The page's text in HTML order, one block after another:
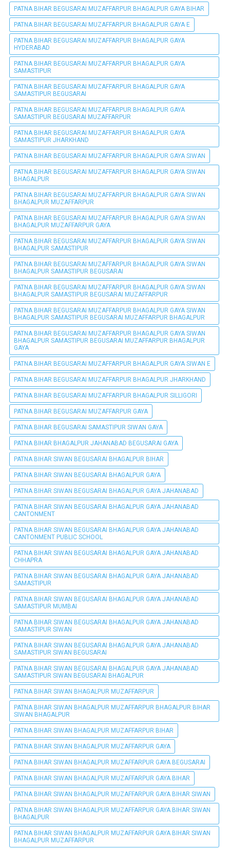
PATNA BIHAR BEGUSARAI MUZAFFARPUR BHAGALPUR GAYA BIHAR
PATNA BIHAR BEGUSARAI MUZAFFARPUR BHAGALPUR GAYA E
PATNA BIHAR BEGUSARAI MUZAFFARPUR BHAGALPUR GAYA
HYDERABAD
PATNA BIHAR BEGUSARAI MUZAFFARPUR BHAGALPUR GAYA
SAMASTIPUR
PATNA BIHAR BEGUSARAI MUZAFFARPUR BHAGALPUR GAYA
SAMASTIPUR BEGUSARAI
PATNA BIHAR BEGUSARAI MUZAFFARPUR BHAGALPUR GAYA
SAMASTIPUR BEGUSARAI MUZAFFARPUR
PATNA BIHAR BEGUSARAI MUZAFFARPUR BHAGALPUR GAYA
SAMASTIPUR JHARKHAND
PATNA BIHAR BEGUSARAI MUZAFFARPUR BHAGALPUR GAYA SIWAN
PATNA BIHAR BEGUSARAI MUZAFFARPUR BHAGALPUR GAYA SIWAN
BHAGALPUR
PATNA BIHAR BEGUSARAI MUZAFFARPUR BHAGALPUR GAYA SIWAN
BHAGALPUR MUZAFFARPUR
PATNA BIHAR BEGUSARAI MUZAFFARPUR BHAGALPUR GAYA SIWAN
BHAGALPUR MUZAFFARPUR GAYA
PATNA BIHAR BEGUSARAI MUZAFFARPUR BHAGALPUR GAYA SIWAN
BHAGALPUR SAMASTIPUR
PATNA BIHAR BEGUSARAI MUZAFFARPUR BHAGALPUR GAYA SIWAN
BHAGALPUR SAMASTIPUR BEGUSARAI
PATNA BIHAR BEGUSARAI MUZAFFARPUR BHAGALPUR GAYA SIWAN
BHAGALPUR SAMASTIPUR BEGUSARAI MUZAFFARPUR
PATNA BIHAR BEGUSARAI MUZAFFARPUR BHAGALPUR GAYA SIWAN
BHAGALPUR SAMASTIPUR BEGUSARAI MUZAFFARPUR BHAGALPUR
PATNA BIHAR BEGUSARAI MUZAFFARPUR BHAGALPUR GAYA SIWAN
BHAGALPUR SAMASTIPUR BEGUSARAI MUZAFFARPUR BHAGALPUR
GAYA
PATNA BIHAR BEGUSARAI MUZAFFARPUR BHAGALPUR GAYA SIWAN E
PATNA BIHAR BEGUSARAI MUZAFFARPUR BHAGALPUR JHARKHAND
PATNA BIHAR BEGUSARAI MUZAFFARPUR BHAGALPUR SILLIGORI
PATNA BIHAR BEGUSARAI MUZAFFARPUR GAYA
PATNA BIHAR BEGUSARAI SAMASTIPUR SIWAN GAYA
PATNA BIHAR BHAGALPUR JAHANABAD BEGUSARAI GAYA
PATNA BIHAR SIWAN BEGUSARAI BHAGALPUR BIHAR
PATNA BIHAR SIWAN BEGUSARAI BHAGALPUR GAYA
PATNA BIHAR SIWAN BEGUSARAI BHAGALPUR GAYA JAHANABAD
PATNA BIHAR SIWAN BEGUSARAI BHAGALPUR GAYA JAHANABAD
CANTONMENT
PATNA BIHAR SIWAN BEGUSARAI BHAGALPUR GAYA JAHANABAD
CANTONMENT PUBLIC SCHOOL
PATNA BIHAR SIWAN BEGUSARAI BHAGALPUR GAYA JAHANABAD
CHHAPRA
PATNA BIHAR SIWAN BEGUSARAI BHAGALPUR GAYA JAHANABAD
SAMASTIPUR
PATNA BIHAR SIWAN BEGUSARAI BHAGALPUR GAYA JAHANABAD
SAMASTIPUR MUMBAI
PATNA BIHAR SIWAN BEGUSARAI BHAGALPUR GAYA JAHANABAD
SAMASTIPUR SIWAN
PATNA BIHAR SIWAN BEGUSARAI BHAGALPUR GAYA JAHANABAD
SAMASTIPUR SIWAN BEGUSARAI
PATNA BIHAR SIWAN BEGUSARAI BHAGALPUR GAYA JAHANABAD
SAMASTIPUR SIWAN BEGUSARAI BHAGALPUR
PATNA BIHAR SIWAN BHAGALPUR MUZAFFARPUR
PATNA BIHAR SIWAN BHAGALPUR MUZAFFARPUR BHAGALPUR BIHAR
SIWAN BHAGALPUR
PATNA BIHAR SIWAN BHAGALPUR MUZAFFARPUR BIHAR
PATNA BIHAR SIWAN BHAGALPUR MUZAFFARPUR GAYA
PATNA BIHAR SIWAN BHAGALPUR MUZAFFARPUR GAYA BEGUSARAI
PATNA BIHAR SIWAN BHAGALPUR MUZAFFARPUR GAYA BIHAR
PATNA BIHAR SIWAN BHAGALPUR MUZAFFARPUR GAYA BIHAR SIWAN
PATNA BIHAR SIWAN BHAGALPUR MUZAFFARPUR GAYA BIHAR SIWAN
BHAGALPUR
PATNA BIHAR SIWAN BHAGALPUR MUZAFFARPUR GAYA BIHAR SIWAN
BHAGALPUR MUZAFFARPUR